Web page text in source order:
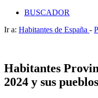
BUSCADOR
Ir a: Habitantes de España -
Habitantes
2024 y sus pueblos